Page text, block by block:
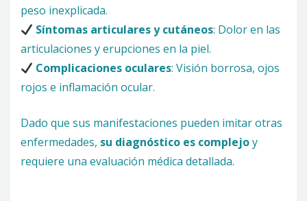
peso inexplicada.
Síntomas articulares y cutáneos: Dolor en las
articulaciones y erupciones en la piel.
Complicaciones oculares: Visión borrosa, ojos
rojos e inflamación ocular.
Dado que sus manifestaciones pueden imitar otras
enfermedades, su diagnóstico es complejoy
requiere una evaluación médica detallada.